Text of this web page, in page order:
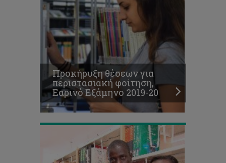
Προκήρυξη θέσεων για
περιστασιακή φοίτηση,
Εαρινό Εξάμηνο 2019-20
Δήλωση
Ενδιαφέροντος
από
Συνεργάτες
για
Παροχή
ατομικής
φροντιστηριακής
στήριξης
(Εαρινό
2019/20)